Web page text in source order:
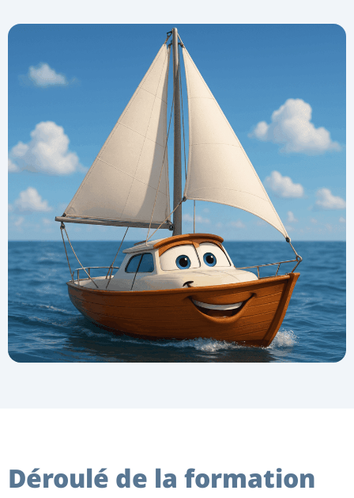
Déroulé de la formation